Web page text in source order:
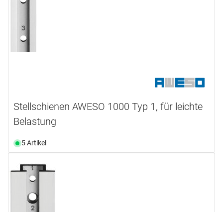
Stellschienen AWESO 1000 Typ 1, für leichte
Belastung
5 Artikel